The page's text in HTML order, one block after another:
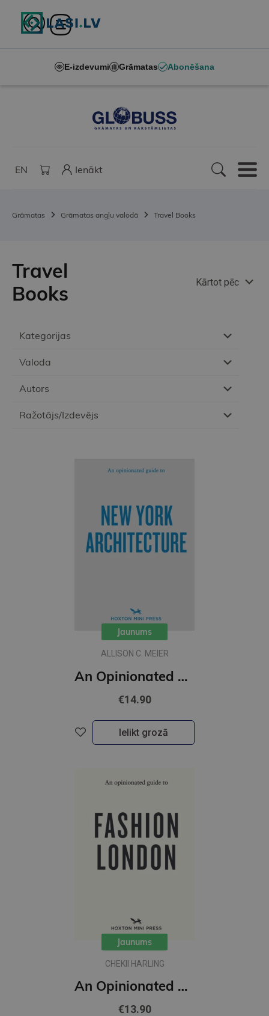
E-izdevumi Grāmatas Abonēšana
EN Ienākt
Grāmatas Grāmatas angļu valodā Travel Books
Kategorijas
Valoda
Autors
Ražotājs/Izdevējs
Travel
Books
Kārtot pēc
Jaunums
ALLISON C. MEIER
An Opinionated Guide to New York Architecture (including 4 maps)
€14.90
Ielikt grozā
Jaunums
CHEKII HARLING
An Opinionated Guide to Fashion London
€13.90